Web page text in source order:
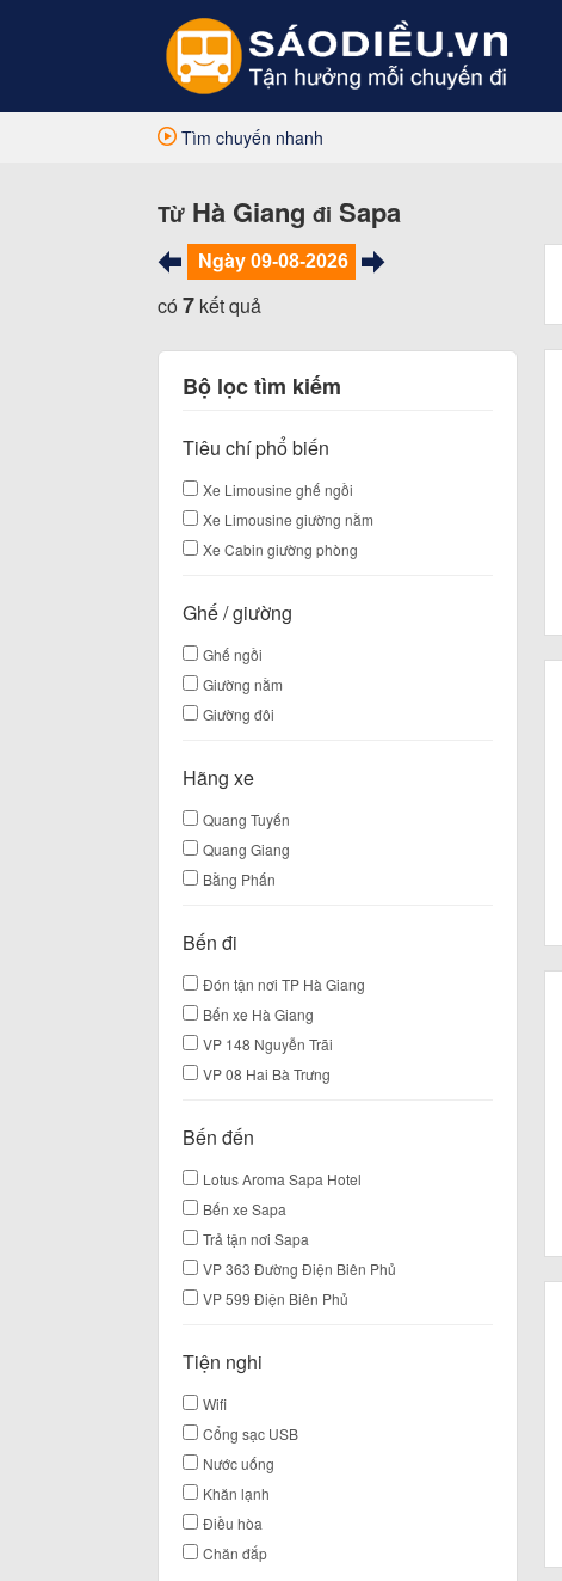
Tìm chuyến nhanh
Từ Hà Giang đi Sapa
Ngày
có 7 kết quả
Bộ lọc tìm kiếm
Tiêu chí phổ biến
Xe Limousine ghế ngồi
Xe Limousine giường nằm
Xe Cabin giường phòng
Ghế / giường
Ghế ngồi
Giường nằm
Giường đôi
Hãng xe
Quang Tuyến
Quang Giang
Bằng Phấn
Bến đi
Đón tận nơi TP Hà Giang
Bến xe Hà Giang
VP 148 Nguyễn Trãi
VP 08 Hai Bà Trưng
Bến đến
Lotus Aroma Sapa Hotel
Bến xe Sapa
Trả tận nơi Sapa
VP 363 Đường Điện Biên Phủ
VP 599 Điện Biên Phủ
Tiện nghi
Wifi
Cổng sạc USB
Nước uống
Khăn lạnh
Điều hòa
Chăn đắp